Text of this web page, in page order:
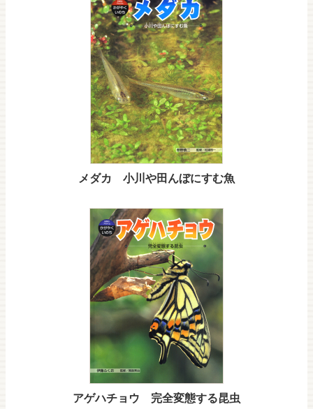
メダカ 小川や田んぼにすむ魚
アゲハチョウ 完全変態する昆虫